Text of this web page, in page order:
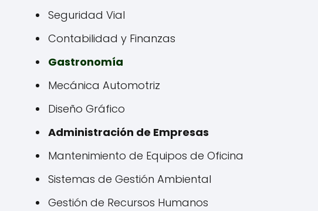
Seguridad Vial
Contabilidad y Finanzas
Gastronomía
Mecánica Automotriz
Diseño Gráfico
Administración de Empresas
Mantenimiento de Equipos de Oficina
Sistemas de Gestión Ambiental
Gestión de Recursos Humanos